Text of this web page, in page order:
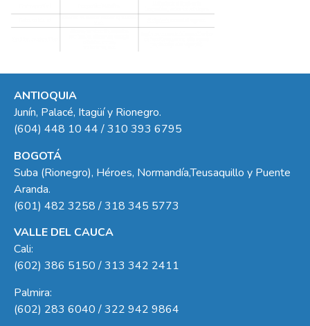
ANTIOQUIA
Junín, Palacé, Itagüí y Rionegro.
(604) 448 10 44 / 310 393 6795
BOGOTÁ
Suba (Rionegro), Héroes, Normandía,Teusaquillo y Puente
Aranda.
(601) 482 3258 / 318 345 5773
VALLE DEL CAUCA
Cali:
(602) 386 5150 / 313 342 2411
Palmira:
(602) 283 6040 / 322 942 9864